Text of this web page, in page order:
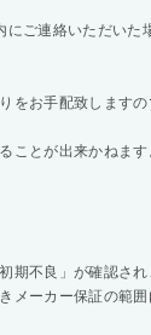
ご連絡いただいた
をお手配致しますの
ことが出来かねます
期不良」が確認さ
メーカー保証の範